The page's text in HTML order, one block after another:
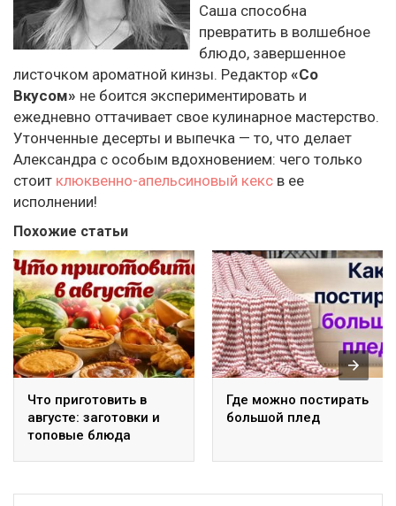
Саша способна
превратить в волшебное
блюдо, завершенное
листочком ароматной кинзы. Редактор «Со
Вкусом» не боится экспериментировать и
ежедневно оттачивает свое кулинарное мастерство.
Утонченные десерты и выпечка — то, что делает
Александра с особым вдохновением: чего только
стоит клюквенно-апельсиновый кекс в ее
исполнении!
Похожие статьи
Что приготовить в
августе: заготовки и
топовые блюда
Где можно постирать
большой плед